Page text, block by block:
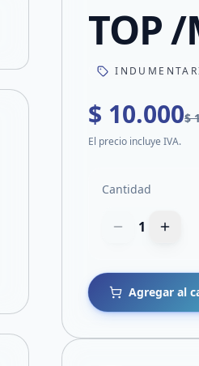
Compartir en Facebook
TOP
$ 10.000$
El precio incluye IVA.
Cantidad
1
Agregar al